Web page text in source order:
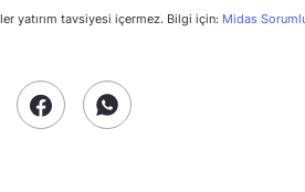
yatırım tavsiyesi içermez. Bilgi için: Midas